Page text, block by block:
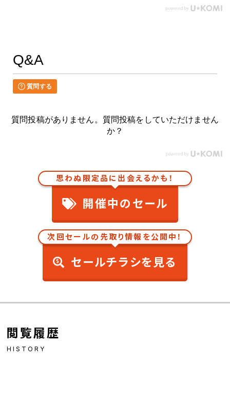
Q&A
質問する
質問投稿がありません。質問投稿をしていただけません
か？
思わぬ限定品に出会えるかも！
開催中のセール
次回セールの先取り情報を公開中！
セールチラシを見る
閲覧履歴
HISTORY